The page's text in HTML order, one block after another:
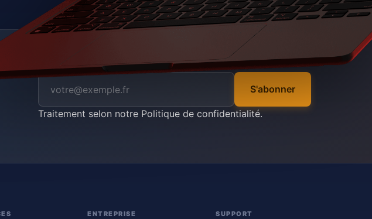
S'abonner
Traitement selon notre Politique de confidentialité.
ENTREPRISE SUPPORT